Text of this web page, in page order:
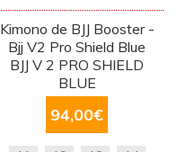
Kimono de BJJ Booster -
Bjj V2 Pro Shield Blue
BJJ V 2 PRO SHIELD
BLUE
94,00€